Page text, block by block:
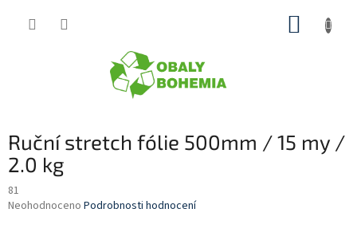
Ruční stretch fólie 500mm / 15 my /
2.0 kg
81
Průměrné
Neohodnoceno Podrobnosti hodnocení